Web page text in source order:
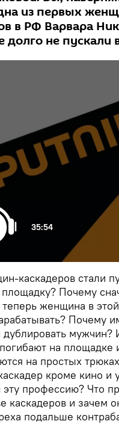
из первых
в РФ Варвара
долго не пускали
35:54
каскадеров стали
Почему
женщина в
Почему
дублировать мужчин?
на площадке
на простых
кроме кино и
эту профессию? Что
каскадеров и зачем
подальше